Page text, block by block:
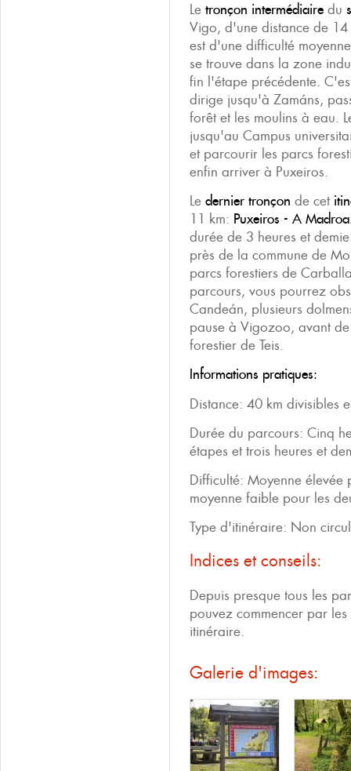
Le tronçon intermédiaire du
Vigo, d'une distance de
est d'une difficulté
se trouve dans la zone
fin l'étape précédente.
dirige jusqu'à Zamáns,
forêt et les moulins à eau.
jusqu'au Campus
et parcourir les parcs
enfin arriver à Puxeiros.
Le dernier tronçon de cet
11 km: Puxeiros - A
durée de 3 heures et
près de la commune de
parcs forestiers de
parcours, vous pourrez
Candeán, plusieurs
pause à Vigozoo, avant
forestier de Teis.
Informations pratiques:
Distance: 40 km divisibles
Durée du parcours: Cinq
étapes et trois heures et
Difficulté: Moyenne
moyenne faible pour les
Type d'itinéraire: Non
Indices et conseils:
Depuis presque tous les
pouvez commencer par
itinéraire.
Galerie d'images: